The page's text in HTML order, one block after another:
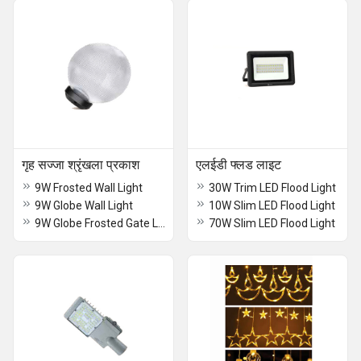
गृह सज्जा श्रृंखला प्रकाश
9W Frosted Wall Light
9W Globe Wall Light
एलईडी फ्लड लाइट
30W Trim LED Flood Light
10W Slim LED Flood Light
70W Slim LED Flood Light